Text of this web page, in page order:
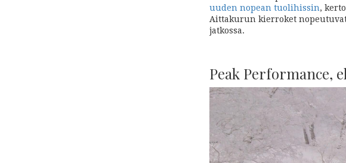
uuden nopean tuolihissin,
Aittakurun kierroket
jatkossa.
Peak Performance,